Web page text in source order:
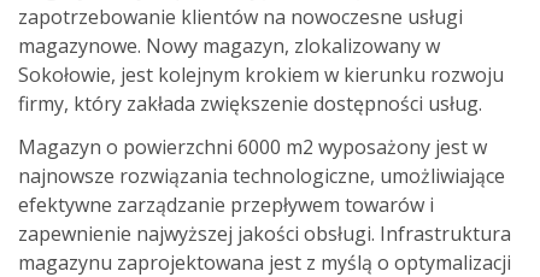
zapotrzebowanie klientów na nowoczesne usługi
magazynowe. Nowy magazyn, zlokalizowany w
Sokołowie, jest kolejnym krokiem w kierunku rozwoju
firmy, który zakłada zwiększenie dostępności usług.
Magazyn o powierzchni 6000 m2 wyposażony jest w
najnowsze rozwiązania technologiczne, umożliwiające
efektywne zarządzanie przepływem towarów i
zapewnienie najwyższej jakości obsługi. Infrastruktura
magazynu zaprojektowana jest z myślą o optymalizacji